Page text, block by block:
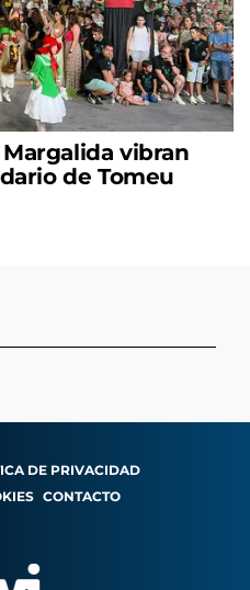
vibran
de Tomeu
DE PRIVACIDAD
CONTACTO